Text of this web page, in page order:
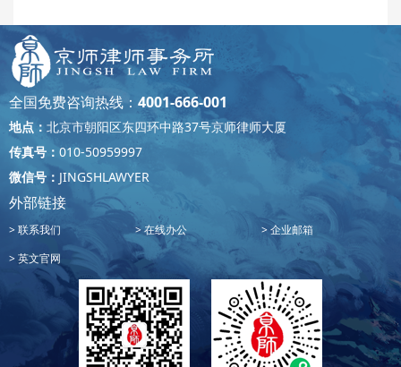
全国免费咨询热线： 4001-666-001
地点： 北京市朝阳区东四环中路37号京师律师大厦
传真号： 010-50959997
微信号： JINGSHLAWYER
外部链接
联系我们 在线办公
企业邮箱
英文官网